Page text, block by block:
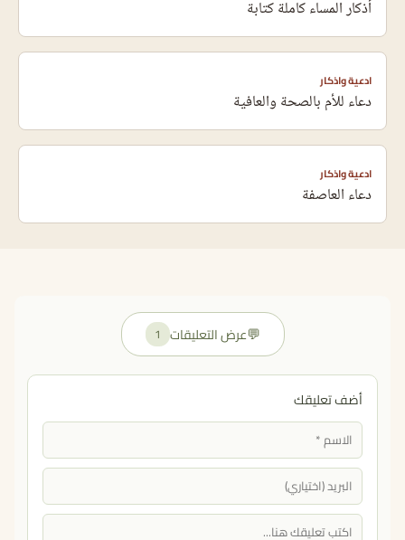
أذكار المساء كاملة كتابة
ادعية واذكار
دعاء للأم بالصحة والعافية
ادعية واذكار
دعاء العاصفة
💬عرض التعليقات 1
أضف تعليقك